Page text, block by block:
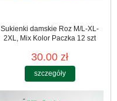
Sukienki damskie Roz M/L-XL-
2XL, Mix Kolor Paczka 12 szt
30.00 zł
szczegóły